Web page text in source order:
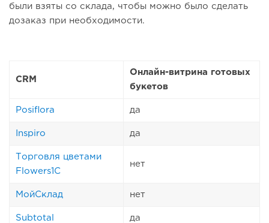
были взяты со склада, чтобы можно было сделать
дозаказ при необходимости.
CRM
Онлайн-витрина готовых
букетов
Posiflora да
Inspiro да
Торговля цветами
Flowers1C
нет
МойСклад нет
Subtotal да